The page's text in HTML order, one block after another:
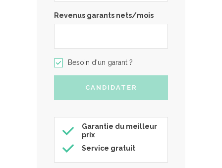
Revenus garants nets/mois
Besoin d'un garant ?
Garantie du meilleur
prix
Service gratuit